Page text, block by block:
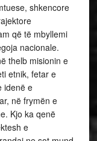
shkencore
që të mbyllemi
nacionale.
thelb misionin e
etnik, fetar e
idenë e
në frymën e
Kjo ka qenë
e